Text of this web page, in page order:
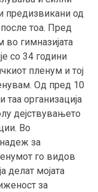
предизвикани од
тоа. Пред
во гимназијата
со 34 години
пленум и тој
Од пред 10
организација
дејствувањето
Во
за
го видов
делат мојата
за